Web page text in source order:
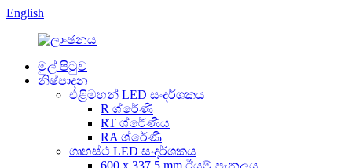
English
මුල් පිටුව
නිෂ්පාදන
එළිමහන් LED සංදර්ශකය
R ශ්රේණි
RT ශ්රේණිය
RA ශ්රේණි
ගෘහස්ථ LED සංදර්ශකය
600 x 337.5 mm ඊයම් පැනලය